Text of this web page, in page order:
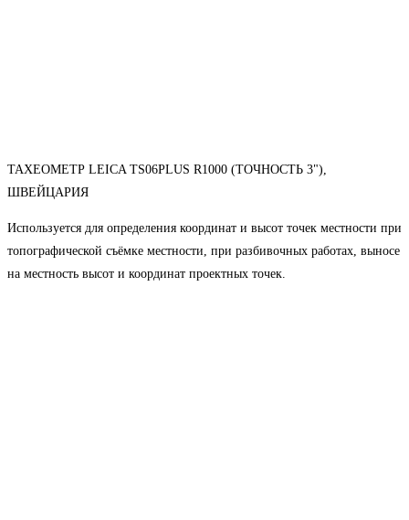
ТАХЕОМЕТР LEICA TS06PLUS R1000 (ТОЧНОСТЬ 3"),
ШВЕЙЦАРИЯ
Используется для определения координат и высот точек местности при
топографической съёмке местности, при разбивочных работах, выносе
на местность высот и координат проектных точек.